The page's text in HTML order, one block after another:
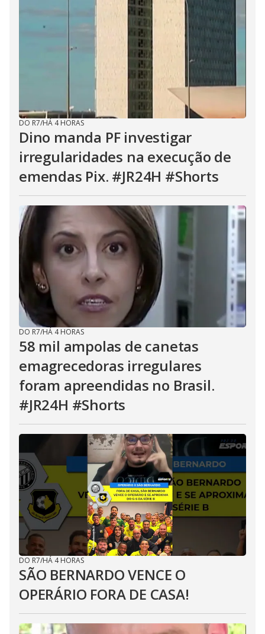
DO R7/HÁ 4 HORAS
Dino manda PF investigar
irregularidades na execução de
emendas Pix. #JR24H #Shorts
DO R7/HÁ 4 HORAS
58 mil ampolas de canetas
emagrecedoras irregulares
foram apreendidas no Brasil.
#JR24H #Shorts
DO R7/HÁ 4 HORAS
SÃO BERNARDO VENCE O
OPERÁRIO FORA DE CASA!